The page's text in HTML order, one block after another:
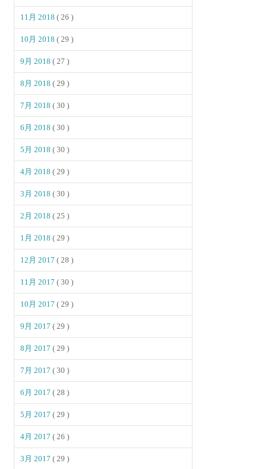
11月 2018( 26 )
10月 2018( 29 )
9月 2018( 27 )
8月 2018( 29 )
7月 2018( 30 )
6月 2018( 30 )
5月 2018( 30 )
4月 2018( 29 )
3月 2018( 30 )
2月 2018( 25 )
1月 2018( 29 )
12月 2017( 28 )
11月 2017( 30 )
10月 2017( 29 )
9月 2017( 29 )
8月 2017( 29 )
7月 2017( 30 )
6月 2017( 28 )
5月 2017( 29 )
4月 2017( 26 )
3月 2017( 29 )